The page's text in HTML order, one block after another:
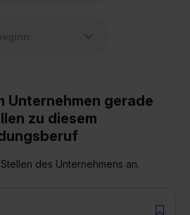
Unternehmen gerade
zu diesem
des Unternehmens an.